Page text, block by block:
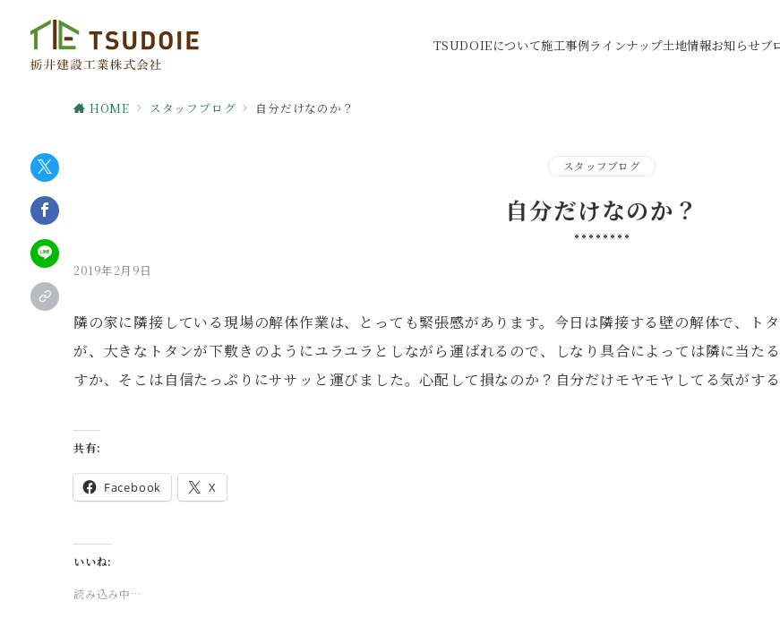
TSUDOIEについて施工事例ラインナップ土地情報お知らせブ
HOME スタッフブログ 自分だけなのか？
スタッフブログ
自分だけなのか？
2019年2月9日
隣の家に隣接している現場の解体作業は、とっても緊張感があります。今日は隣接する壁の解体で、ト
が、大きなトタンが下敷きのようにユラユラとしながら運ばれるので、しなり具合によっては隣に当た
すか、そこは自信たっぷりにササッと運びました。心配して損なのか？自分だけモヤモヤしてる気がす
共有:
Facebook X
いいね:
読み込み中…